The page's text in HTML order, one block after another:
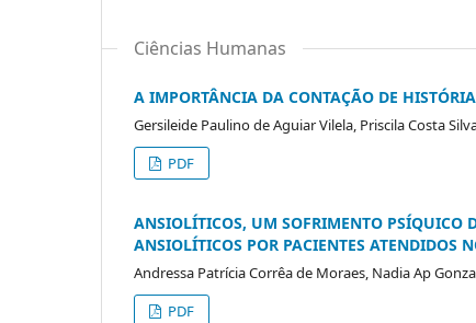
Ciências Humanas
A IMPORTÂNCIA DA CONTAÇÃO DE
Gersileide Paulino de Aguiar Vilela, Priscila Costa
PDF
ANSIOLÍTICOS, UM SOFRIMENTO PSÍQUICO
ANSIOLÍTICOS POR PACIENTES ATENDIDOS
Andressa Patrícia Corrêa de Moraes, Nadia Ap
PDF